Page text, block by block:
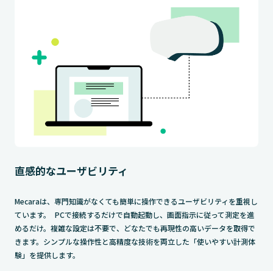
直感的なユーザビリティ
Mecaraは、専門知識がなくても簡単に操作できるユーザビリティを重視し
ています。 PCで接続するだけで自動起動し、画面指示に従って測定を進
めるだけ。複雑な設定は不要で、どなたでも再現性の高いデータを取得で
きます。シンプルな操作性と高精度な技術を両立した「使いやすい計測体
験」を提供します。